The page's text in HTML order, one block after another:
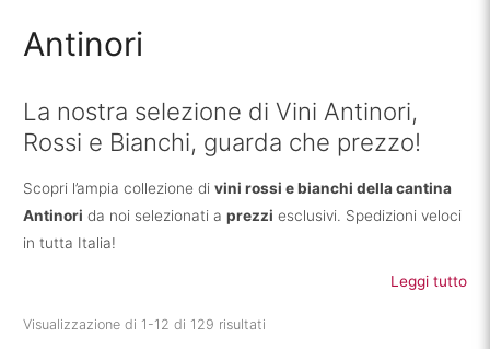
Antinori
La nostra selezione di Vini Antinori,
Rossi e Bianchi, guarda che prezzo!
Scopri l’ampia collezione divini rossi e bianchi della cantina
Antinori da noi selezionati aprezzi esclusivi. Spedizioni veloci
in tutta Italia!
Leggi tutto
Visualizzazione di 1-12 di 129 risultati